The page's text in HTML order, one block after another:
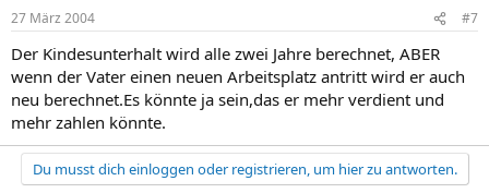
27 März 2004 #7
Der Kindesunterhalt wird alle zwei Jahre berechnet, ABER
wenn der Vater einen neuen Arbeitsplatz antritt wird er auch
neu berechnet.Es könnte ja sein,das er mehr verdient und
mehr zahlen könnte.
Du musst dich einloggen oder registrieren, um hier zu antworten.